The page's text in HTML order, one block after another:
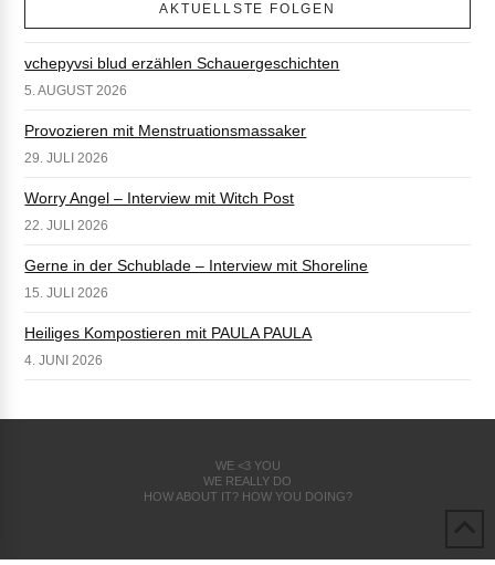
AKTUELLSTE FOLGEN
vchepyvsi blud erzählen Schauergeschichten
5. AUGUST 2026
Provozieren mit Menstruationsmassaker
29. JULI 2026
Worry Angel – Interview mit Witch Post
22. JULI 2026
Gerne in der Schublade – Interview mit Shoreline
15. JULI 2026
Heiliges Kompostieren mit PAULA PAULA
4. JUNI 2026
WE <3 YOU
WE REALLY DO
HOW ABOUT IT? HOW YOU DOING?